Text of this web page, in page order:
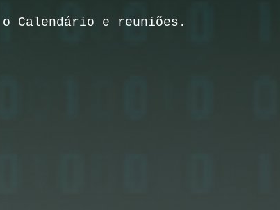
o Calendário e reuniões.